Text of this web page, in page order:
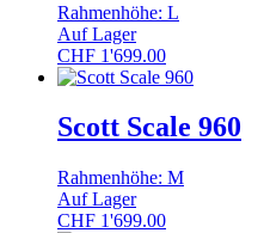
Rahmenhöhe: L
Auf Lager
CHF 1'699.00
Scott Scale 960
Rahmenhöhe: M
Auf Lager
CHF 1'699.00